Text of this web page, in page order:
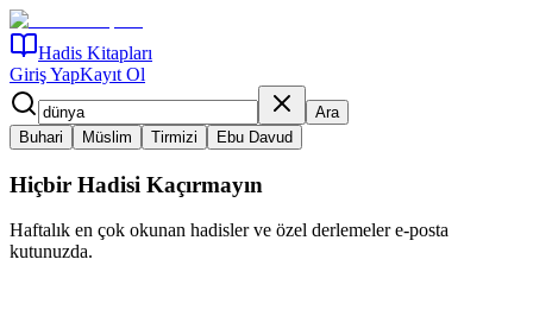
Hadis Kitapları
Giriş YapKayıt Ol
Ara
Buhari
Müslim Tirmizi Ebu Davud
Hiçbir Hadisi Kaçırmayın
Haftalık en çok okunan hadisler ve özel derlemeler e-posta
kutunuzda.